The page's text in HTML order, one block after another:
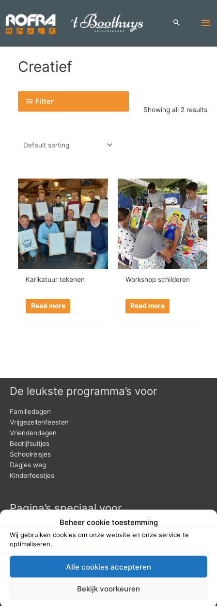
Beheer cookie toestemming
Wij gebruiken cookies om onze website en onze service te
optimaliseren.
Alle cookies accepteren
Bekijk voorkeuren
content
Creatief
Filter
Showing all 2 results
Karikatuur tekenen
Read more
Workshop schilderen
Read more
De leukste programma’s voor
Familiedagen
Vrijgezellenfeesten
Vriendendagen
Bedrijfsuitjes
Schoolreisjes
Dagjes weg
Kinderfeestjes
Pagina’s speciaal voor
Themafeesten
Vergaderen
Groepsuitjes
Vrijgezellenfeesten mannen